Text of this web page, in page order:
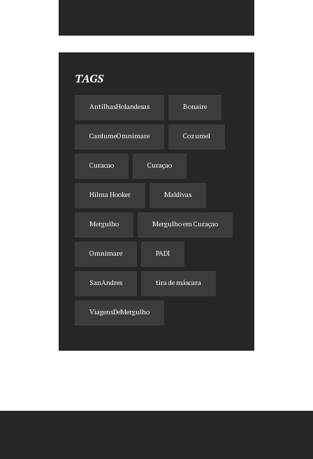
TAGS
AntilhasHolandesas Bonaire
CardumeOmnimare Cozumel
Curacao Curaçao
Hilma Hooker Maldivas
Mergulho Mergulho em Curaçao
Omnimare PADI
SanAndres tira de máscara
ViagensDeMergulho